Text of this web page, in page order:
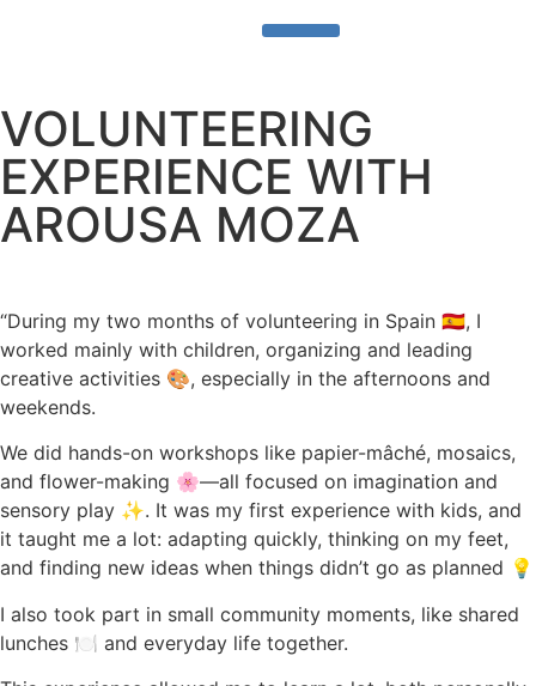
VOLUNTEERING
EXPERIENCE WITH
AROUSA MOZA
“During my two months of volunteering in Spain 🇪🇸, I
worked mainly with children, organizing and leading
creative activities 🎨, especially in the afternoons and
weekends.
We did hands-on workshops like papier-mâché, mosaics,
and flower-making 🌸—all focused on imagination and
sensory play ✨. It was my first experience with kids, and
it taught me a lot: adapting quickly, thinking on my feet,
and finding new ideas when things didn’t go as planned 💡
I also took part in small community moments, like shared
lunches 🍽️ and everyday life together.